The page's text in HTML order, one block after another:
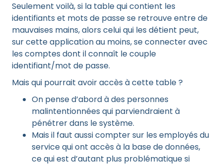
Seulement voilà, si la table qui contient les
identifiants et mots de passe se retrouve entre de
mauvaises mains, alors celui qui les détient peut,
sur cette application au moins, se connecter avec
les comptes dont il connaît le couple
identifiant/mot de passe.
Mais qui pourrait avoir accès à cette table ?
On pense d’abord à des personnes
malintentionnées qui parviendraient à
pénétrer dans le système.
Mais il faut aussi compter sur les employés du
service qui ont accès à la base de données,
ce qui est d’autant plus problématique si